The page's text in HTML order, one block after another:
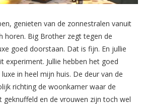
genieten van de zonnestralen vanuit
horen. Big Brother zegt tegen de
goed doorstaan. Dat is fijn. En jullie
experiment. Jullie hebben het goed
in heel mijn huis. De deur van de
richting de woonkamer waar de
en de vrouwen zijn toch wel